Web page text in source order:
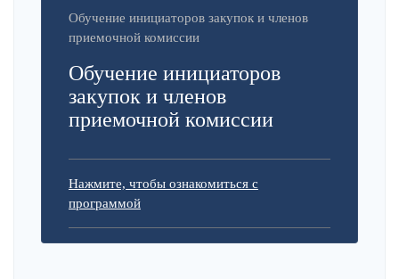
Обучение инициаторов закупок и членов
приемочной комиссии
Обучение инициаторов
закупок и членов
приемочной комиссии
Нажмите, чтобы ознакомиться с
программой